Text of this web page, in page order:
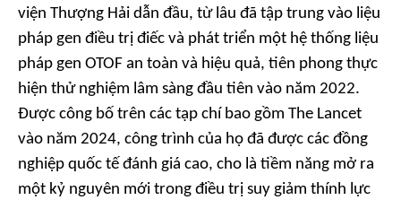
viện Thượng Hải dẫn đầu, từ lâu đã tập trung vào liệu
pháp gen điều trị điếc và phát triển một hệ thống liệu
pháp gen OTOF an toàn và hiệu quả, tiên phong thực
hiện thử nghiệm lâm sàng đầu tiên vào năm 2022.
Được công bố trên các tạp chí bao gồm The Lancet
vào năm 2024, công trình của họ đã được các đồng
nghiệp quốc tế đánh giá cao, cho là tiềm năng mở ra
một kỷ nguyên mới trong điều trị suy giảm thính lực